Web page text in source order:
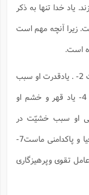
یاد خدا تنها به ذکر
زیرا آنچه مهم است
است.
" برکات یاد خدا: 1- یادنعمتهای خدا عامل شکر است 2- . یادقدرت او سبب
توکّل بر اوست 3- یاد الطاف او مایة محبّت است 4- یاد قهر و خشم او
عظمت وبزرگی او سبب خشیّت در
مقابل اوست 6- یاد علم اوبه پنهان و آشکار مایة حیا و پاکدامنی ماست7-
است8- یاد عدل او عامل تقوی وپرهیزگاری